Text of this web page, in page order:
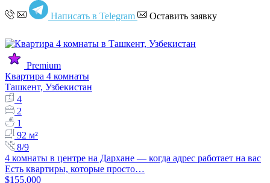
Написать в Telegram Оставить заявку
Premium
Квартира 4 комнаты
Ташкент, Узбекистан
4
2
1
92 м²
8/9
4 комнаты в центре на Дархане — когда адрес работает на вас
Есть квартиры, которые просто…
$155,000